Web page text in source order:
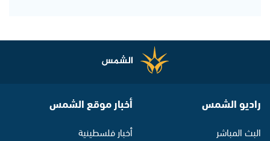
راديو الشمس
البث المباشر
أخبار موقع الشمس
أخبار فلسطينية